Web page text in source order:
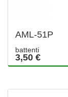
AML-51P
battenti
3,50 €